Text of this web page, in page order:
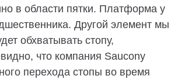
в области пятки. Платформа у
Другой элемент мы
обхватывать стопу,
что компания Saucony
перехода стопы во время